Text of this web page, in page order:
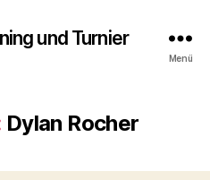
und Turnier
Menü
Dylan Rocher